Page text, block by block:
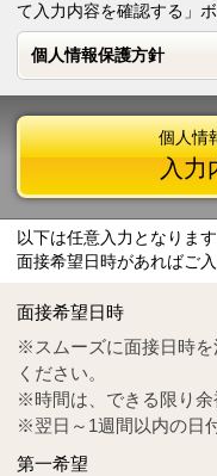
て入力内容を確認する」
個人情報保護方針
個人情報保護方針
Tel
0570-55-0314
個人情
入力
以下は任意入力となります
面接希望日時があればご入
面接希望日時
※スムーズに面接日時
ください。
※時間は、できる限り余
※翌日～1週間以内の日
第一希望